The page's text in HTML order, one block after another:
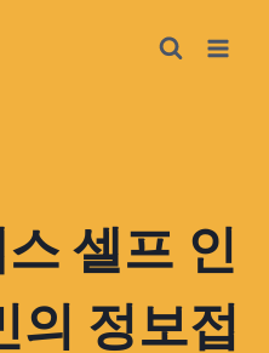
셀프 인
의 정보접